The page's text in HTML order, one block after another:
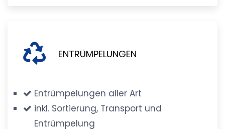
ENTRÜMPELUNGEN
Entrümpelungen aller Art
inkl. Sortierung, Transport und
Entrümpelung